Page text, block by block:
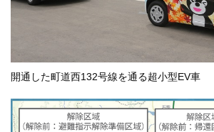
開通した町道西132号線を通る超小型EV車